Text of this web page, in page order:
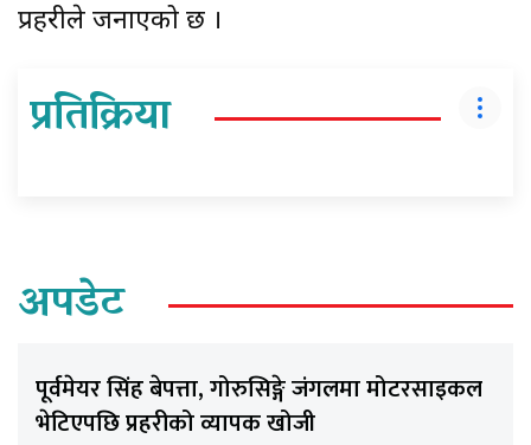
प्रहरीले जनाएको छ ।
प्रतिक्रिया
अपडेट
पूर्वमेयर सिंह बेपत्ता, गोरुसिङ्गे जंगलमा मोटरसाइकल
भेटिएपछि प्रहरीको व्यापक खोजी